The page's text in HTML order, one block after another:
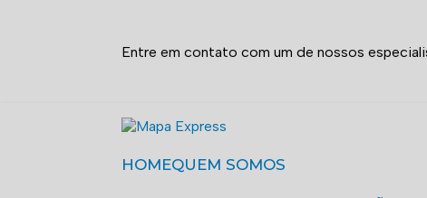
Entre em contato com um de nossos
HOME
QUEM SOMOS